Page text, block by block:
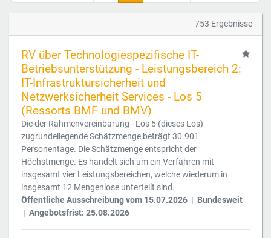
753 Ergebnisse
RV über Technologiespezifische IT-
Betriebsunterstützung - Leistungsbereich 2:
IT-Infrastruktursicherheit und
Netzwerksicherheit Services - Los 5
(Ressorts BMF und BMV)
Die der Rahmenvereinbarung - Los 5 (dieses Los)
zugrundeliegende Schätzmenge beträgt 30.901
Personentage. Die Schätzmenge entspricht der
Höchstmenge. Es handelt sich um ein Verfahren mit
insgesamt vier Leistungsbereichen, welche wiederum in
insgesamt 12 Mengenlose unterteilt sind.
Öffentliche Ausschreibung vom 15.07.2026 | Bundesweit
| Angebotsfrist: 25.08.2026